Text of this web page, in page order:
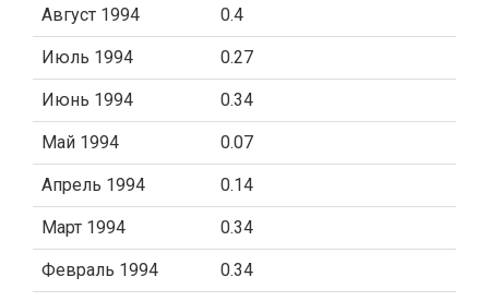
Август 1994 0.4
Июль 1994 0.27
Июнь 1994 0.34
Май 1994 0.07
Апрель 1994 0.14
Март 1994 0.34
Февраль 1994 0.34